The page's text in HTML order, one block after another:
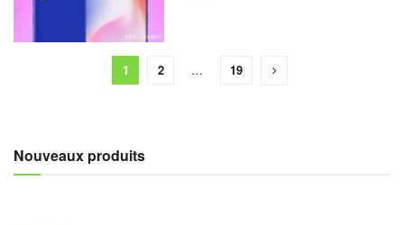
1 2 … 19
Nouveaux produits